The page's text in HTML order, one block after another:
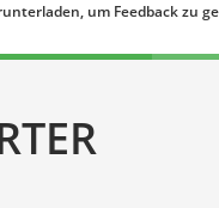
um Feedback zu